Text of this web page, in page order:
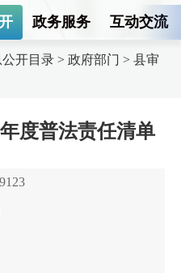
政务服务 互动交流
开目录 > 政府部门 > 县审
度普法责任清单